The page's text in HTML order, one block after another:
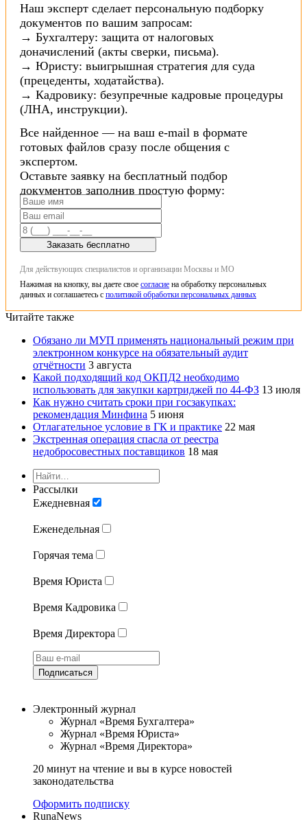
Наш эксперт сделает персональную подборку
документов по вашим запросам:
→ Бухгалтеру: защита от налоговых
доначислений (акты сверки, письма).
→ Юристу: выигрышная стратегия для суда
(прецеденты, ходатайства).
→ Кадровику: безупречные кадровые процедуры
(ЛНА, инструкции).
Все найденное — на ваш e-mail в формате
готовых файлов сразу после общения с
экспертом.
Оставьте заявку на бесплатный подбор
документов заполнив простую форму:
Заказать бесплатно
Для действующих специалистов и организации Москвы и МО
Нажимая на кнопку, вы даете свое согласие на обработку персональных
данных и соглашаетесь с политикой обработки персональных данных
Читайте также
Обязано ли МУП применять национальный режим при
электронном конкурсе на обязательный аудит
отчётности 3 августа
Какой подходящий код ОКПД2 необходимо
использовать для закупки картриджей по 44-ФЗ 13 июля
Как нужно считать сроки при госзакупках:
рекомендация Минфина 5 июня
Отлагательное условие в ГК и практике 22 мая
Экстренная операция спасла от реестра
недобросовестных поставщиков 18 мая
Рассылки
Ежедневная
Еженедельная
Горячая тема
Время Юриста
Время Кадровика
Время Директора
Подписаться
Электронный журнал
Журнал «Время Бухгалтера»
Журнал «Время Юриста»
Журнал «Время Директора»
20 минут на чтение и вы в курсе новостей
законодательства
Оформить подписку
RunaNews